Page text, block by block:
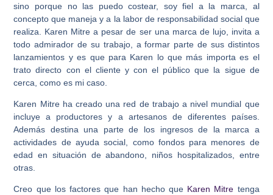
sino porque no las puedo costear, soy fiel a la marca, al
concepto que maneja y a la labor de responsabilidad social que
realiza. Karen Mitre a pesar de ser una marca de lujo, invita a
todo admirador de su trabajo, a formar parte de sus distintos
lanzamientos y es que para Karen lo que más importa es el
trato directo con el cliente y con el público que la sigue de
cerca, como es mi caso.
Karen Mitre ha creado una red de trabajo a nivel mundial que
incluye a productores y a artesanos de diferentes países.
Además destina una parte de los ingresos de la marca a
actividades de ayuda social, como fondos para menores de
edad en situación de abandono, niños hospitalizados, entre
otras.
Creo que los factores que han hecho que Karen Mitre tenga